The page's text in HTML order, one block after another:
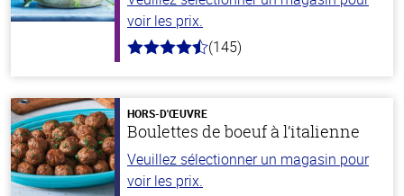
voir les prix.
4.5
stars
(145)
HORS-D'ŒUVRE
Boulettes de boeuf à l’italienne
Veuillez sélectionner un magasin pour
voir les prix.